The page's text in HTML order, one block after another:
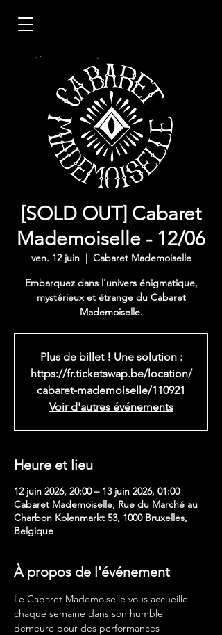
[SOLD OUT] Cabaret
Mademoiselle - 12/06
ven. 12 juin
  |
Cabaret Mademoiselle
Embarquez dans l'univers énigmatique,
mystérieux et étrange du Cabaret
Mademoiselle.
Plus de billet ! Une solution :
https://fr.ticketswap.be/location/
cabaret-mademoiselle/110921
Voir d'autres événements
Heure et lieu
12 juin 2026, 20:00 – 13 juin 2026, 01:00
Cabaret Mademoiselle, Rue du Marché au
Charbon Kolenmarkt 53, 1000 Bruxelles,
Belgique
À propos de l'événement
Le Cabaret Mademoiselle vous accueille
chaque semaine dans son humble
demeure pour des performances